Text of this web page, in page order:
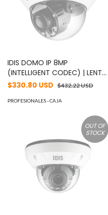
IDIS DOMO IP 8MP
(INTELLIGENT CODEC) | LENTE
FIJO 3.3 MM | IK10/IP67 | IR 20
ALARMA | POE | ICR
GB) | VIDEOANALITICOS
D4811WRX
$330.80 USD $432.22 USD
PROFESIONALES - CAJA
OUT OF
STOCK